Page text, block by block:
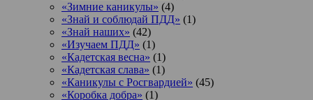
«Зимние каникулы» (4)
«Знай и соблюдай ПДД» (1)
«Знай наших» (42)
«Изучаем ПДД» (1)
«Кадетская весна» (1)
«Кадетская слава» (1)
«Каникулы с Росгвардией» (45)
«Коробка добра» (1)